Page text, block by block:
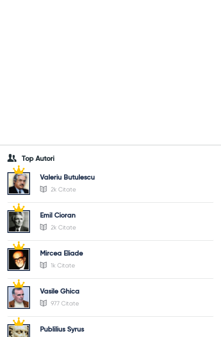
Top Autori
Valeriu Butulescu
2k Citate
Emil Cioran
2k Citate
Mircea Eliade
1k Citate
Vasile Ghica
977 Citate
Publilius Syrus